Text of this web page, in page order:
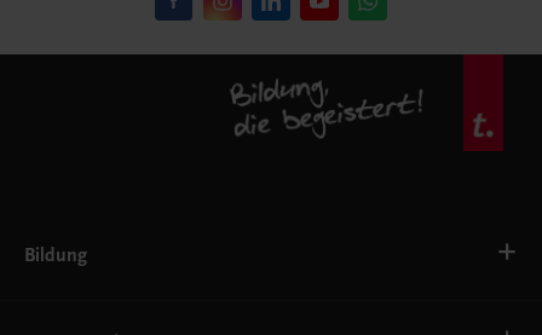
Bildung